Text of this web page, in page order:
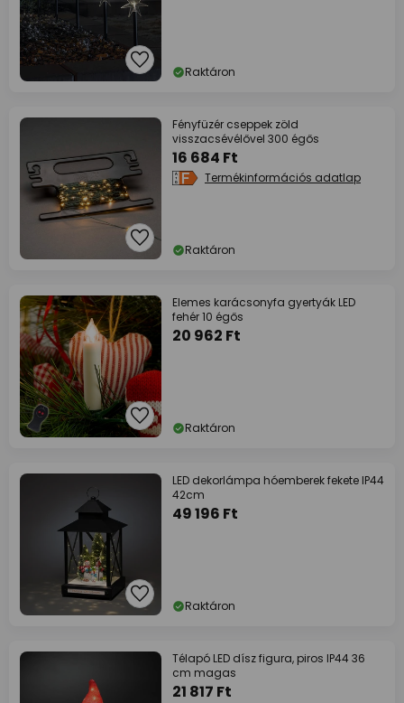
Raktáron
Fényfüzér cseppek zöld
visszacsévélővel 300 égős
16 684 Ft
Termékinformációs adatlap
Raktáron
Elemes karácsonyfa gyertyák LED
fehér 10 égős
20 962 Ft
Raktáron
LED dekorlámpa hóemberek fekete IP44
42cm
49 196 Ft
Raktáron
Télapó LED dísz figura, piros IP44 36
cm magas
21 817 Ft